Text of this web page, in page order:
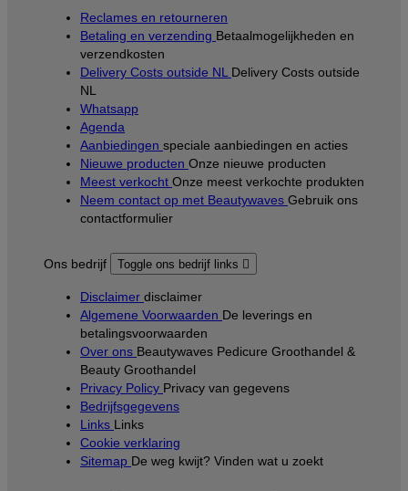
Reclames en retourneren
Betaling en verzending Betaalmogelijkheden en
verzendkosten
Delivery Costs outside NL Delivery Costs outside
NL
Whatsapp
Agenda
Aanbiedingen speciale aanbiedingen en acties
Nieuwe producten Onze nieuwe producten
Meest verkocht Onze meest verkochte produkten
Neem contact op met Beautywaves Gebruik ons
contactformulier
Ons bedrijf Toggle ons bedrijf links 
Disclaimer disclaimer
Algemene Voorwaarden De leverings en
betalingsvoorwaarden
Over ons Beautywaves Pedicure Groothandel &
Beauty Groothandel
Privacy Policy Privacy van gegevens
Bedrijfsgegevens
Links Links
Cookie verklaring
Sitemap De weg kwijt? Vinden wat u zoekt